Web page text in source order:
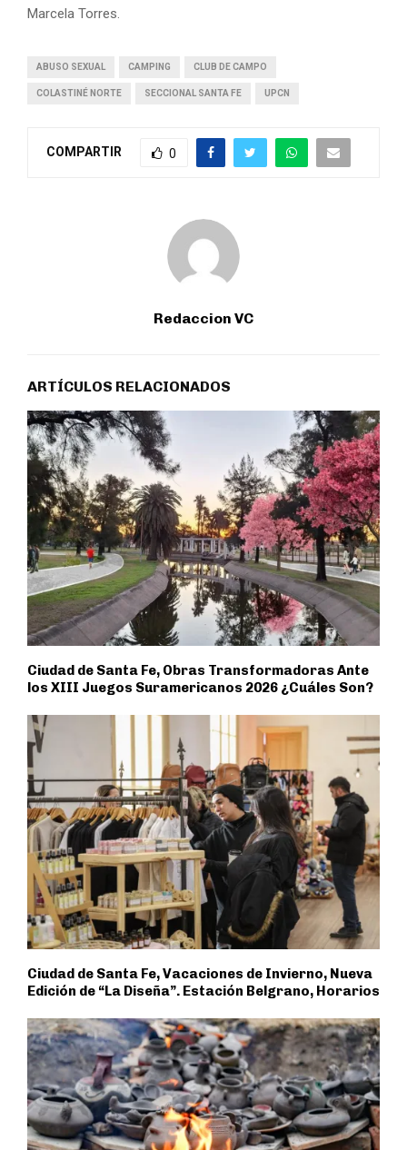
Marcela Torres.
ABUSO SEXUAL CAMPING CLUB DE CAMPO
COLASTINÉ NORTE SECCIONAL SANTA FE UPCN
COMPARTIR 0
Redaccion VC
ARTÍCULOS RELACIONADOS
Ciudad de Santa Fe, Obras Transformadoras Ante
los XIII Juegos Suramericanos 2026 ¿Cuáles Son?
Ciudad de Santa Fe, Vacaciones de Invierno, Nueva
Edición de “La Diseña”. Estación Belgrano, Horarios